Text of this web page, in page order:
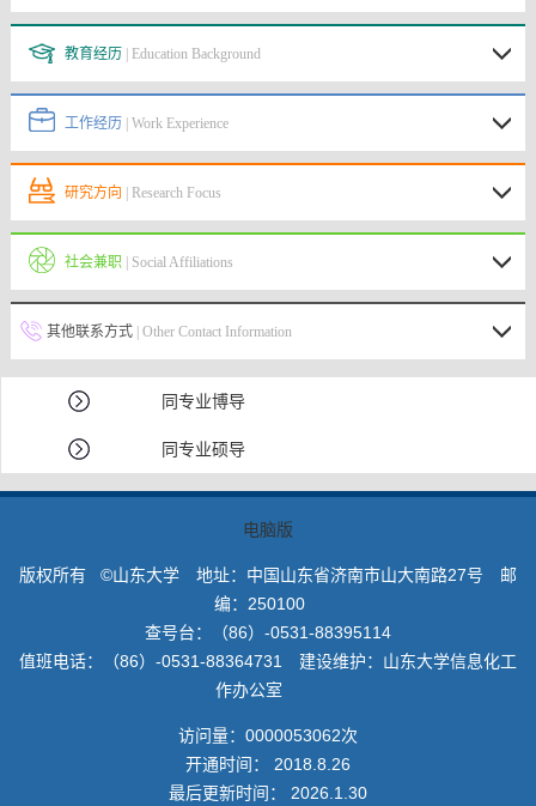
教育经历 | Education Background
工作经历 | Work Experience
研究方向 | Research Focus
社会兼职 | Social Affiliations
其他联系方式| Other Contact Information
同专业博导
同专业硕导
电脑版
版权所有 ©山东大学 地址：中国山东省济南市山大南路27号 邮
编：250100
查号台：（86）-0531-88395114
值班电话：（86）-0531-88364731 建设维护：山东大学信息化工
作办公室
访问量： 0000053062次
开通时间： 2018 8 26
最后更新时间： 2026 1 30